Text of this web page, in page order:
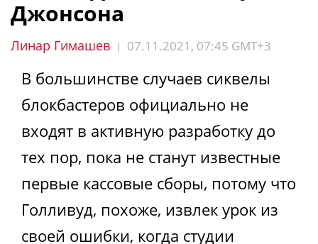
Джонсона
Линар Гимашев | 07.11.2021, 07:45 GMT+3
В большинстве случаев сиквелы
блокбастеров официально не
входят в активную разработку до
тех пор, пока не станут известные
первые кассовые сборы, потому что
Голливуд, похоже, извлек урок из
своей ошибки, когда студии